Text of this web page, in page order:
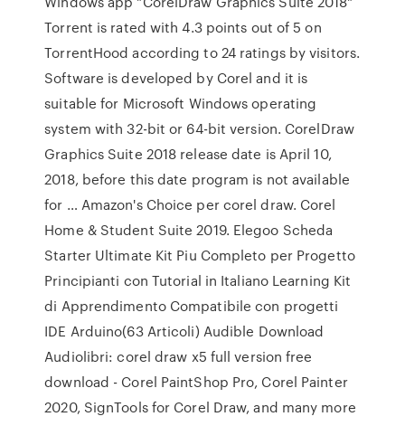
Torrent is rated with 4.3 points out of 5 on
TorrentHood according to 24 ratings by visitors.
Software is developed by Corel and it is
suitable for Microsoft Windows operating
system with 32-bit or 64-bit version. CorelDraw
Graphics Suite 2018 release date is April 10,
2018, before this date program is not available
for … Amazon's Choice per corel draw. Corel
Home & Student Suite 2019. Elegoo Scheda
Starter Ultimate Kit Piu Completo per Progetto
Principianti con Tutorial in Italiano Learning Kit
di Apprendimento Compatibile con progetti
IDE Arduino(63 Articoli) Audible Download
Audiolibri: corel draw x5 full version free
download - Corel PaintShop Pro, Corel Painter
2020, SignTools for Corel Draw, and many more